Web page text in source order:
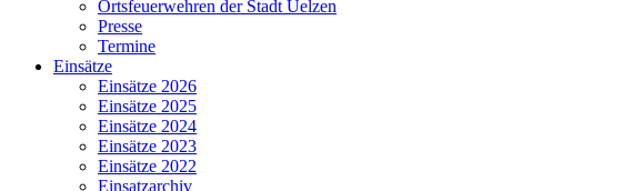
Ortsfeuerwehren der Stadt Uelzen
Presse
Termine
Einsätze
Einsätze 2026
Einsätze 2025
Einsätze 2024
Einsätze 2023
Einsätze 2022
Einsatzarchiv